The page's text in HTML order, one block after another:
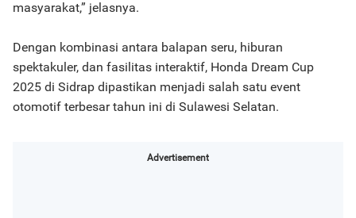
masyarakat,” jelasnya.
Dengan kombinasi antara balapan seru, hiburan
spektakuler, dan fasilitas interaktif, Honda Dream Cup
2025 di Sidrap dipastikan menjadi salah satu event
otomotif terbesar tahun ini di Sulawesi Selatan.
Advertisement